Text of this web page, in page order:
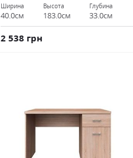
Ширина
40.0см
Высота
183.0см
Глубина
33.0см
2 538 грн